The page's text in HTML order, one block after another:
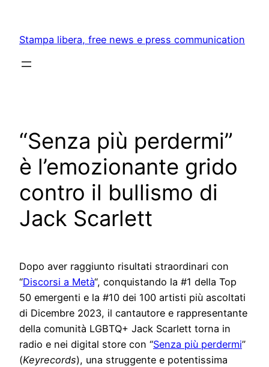
content
Stampa libera, free news e press communication
“Senza più perdermi”
è l’emozionante grido
contro il bullismo di
Jack Scarlett
Dopo aver raggiunto risultati straordinari con
“Discorsi a Metà“, conquistando la #1 della Top
50 emergenti e la #10 dei 100 artisti più ascoltati
di Dicembre 2023, il cantautore e rappresentante
della comunità LGBTQ+ Jack Scarlett torna in
radio e nei digital store con “Senza più perdermi”
(Keyrecords), una struggente e potentissima